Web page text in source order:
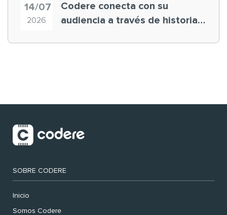
14/07
2026
Codere conecta con su
audiencia a través de historias
SOBRE CODERE
Inicio
Somos Codere